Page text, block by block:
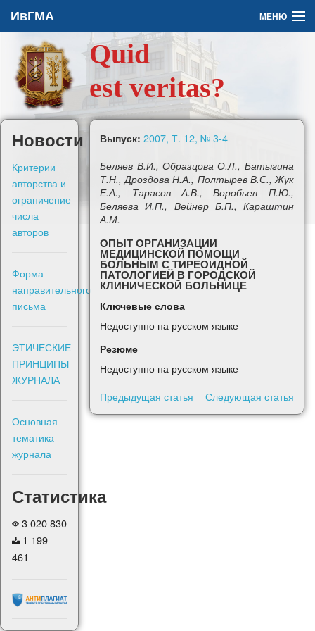
ИвГМА МЕНЮ
Архив
О журнале
Задать вопрос
Правила для авторов
Войти
Quid
est veritas?
Новости
Критерии
авторства и
ограничение
числа
авторов
Форма
направительного
письма
ЭТИЧЕСКИЕ
ПРИНЦИПЫ
ЖУРНАЛА
Основная
тематика
журнала
Статистика
3 020 830
1 199
461
Выпуск: 2007, Т. 12, № 3-4
Беляев В.И., Образцова О.Л., Батыгина
Т.Н., Дроздова Н.А., Полтырев В.С., Жук
Е.А., Тарасов А.В., Воробьев П.Ю.,
Беляева И.П., Вейнер Б.П., Караштин
А.М.
ОПЫТ ОРГАНИЗАЦИИ
МЕДИЦИНСКОЙ ПОМОЩИ
БОЛЬНЫМ С ТИРЕОИДНОЙ
ПАТОЛОГИЕЙ В ГОРОДСКОЙ
КЛИНИЧЕСКОЙ БОЛЬНИЦЕ
Ключевые слова
Недоступно на русском языке
Резюме
Недоступно на русском языке
Предыдущая статья
Следующая статья